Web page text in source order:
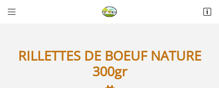
 
La Thérèsière
RILLETTES DE BOEUF NATURE
300gr